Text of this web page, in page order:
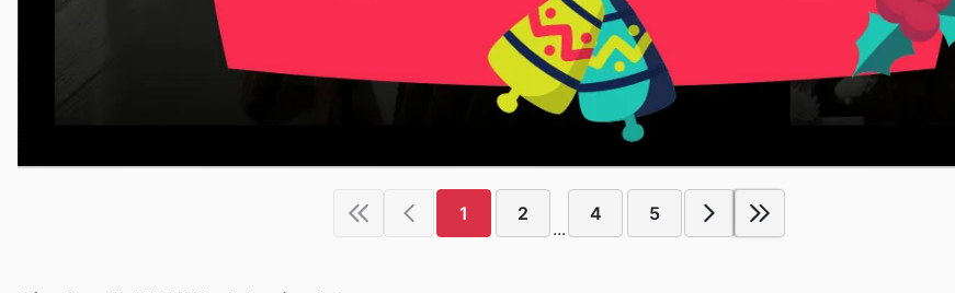
1 2
...
4 5